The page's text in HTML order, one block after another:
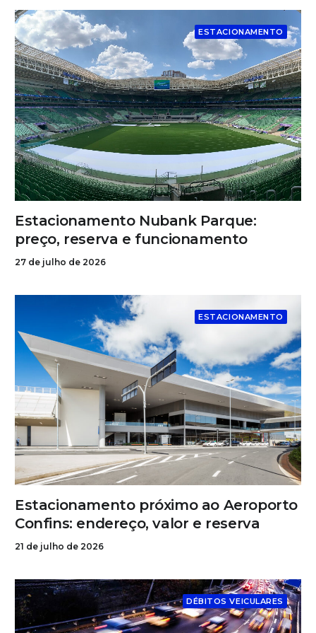
ESTACIONAMENTO
Estacionamento Nubank Parque:
preço, reserva e funcionamento
27 de julho de 2026
ESTACIONAMENTO
Estacionamento próximo ao Aeroporto
Confins: endereço, valor e reserva
21 de julho de 2026
DÉBITOS VEICULARES